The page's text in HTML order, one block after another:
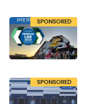
News SPONSORED
SPONSORED